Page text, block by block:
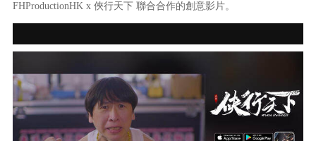
FHProductionHK x 俠行天下 聯合合作的創意影片。